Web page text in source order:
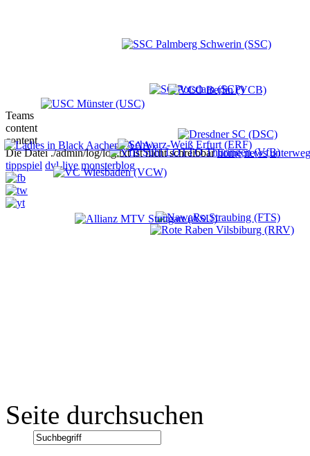
Teams
content
content
Die Datei ./admin/log/log.txt ist nicht schreibbarhome news
tippspiel dvl-live monsterblog
Seite durchsuchen